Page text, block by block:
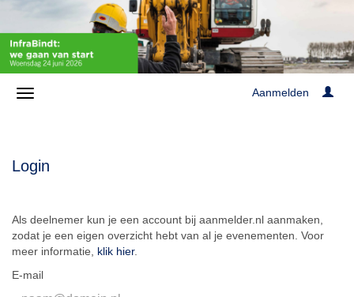
Aanmelden
Login
Als deelnemer kun je een account bij aanmelder.nl aanmaken,
zodat je een eigen overzicht hebt van al je evenementen. Voor
meer informatie, klik hier.
E-mail